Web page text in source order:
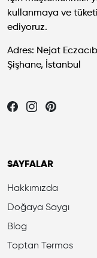
kullanmaya ve
ediyoruz.
Adres: Nejat
Şişhane, İstanbul
Let's be friends...
SAYFALAR
Hakkımızda
Doğaya Saygı
Blog
Toptan Termos